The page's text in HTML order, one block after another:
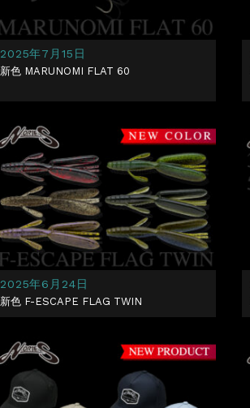
2025年7月15日
新色 MARUNOMI FLAT 60
2025年6月24日
新色 F-ESCAPE FLAG TWIN